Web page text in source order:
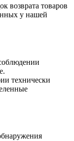
возврата товаров
у нашей
технически